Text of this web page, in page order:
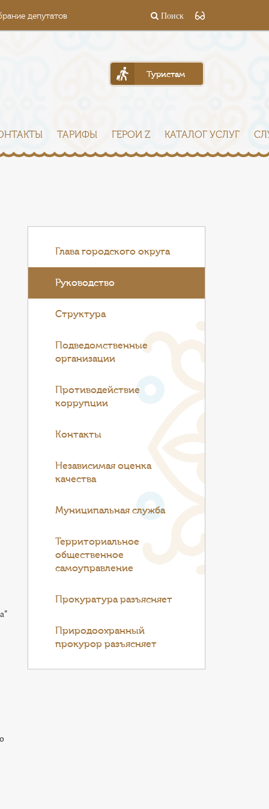
депутатов Поиск
Туристам
ТАРИФЫ ГЕРОИ Z КАТАЛОГ УСЛУГ
Глава городского округа
Руководство
Структура
Подведомственные
организации
Противодействие
коррупции
Контакты
Независимая оценка
качества
Муниципальная служба
Территориальное
общественное
самоуправление
Прокуратура разъясняет
Природоохранный
прокурор разъясняет